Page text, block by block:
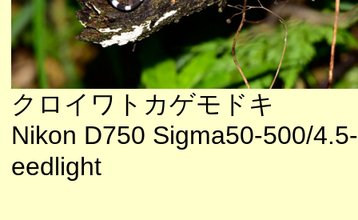
クロイワトカゲモドキ
Nikon D750 Sigma50-500/
eedlight